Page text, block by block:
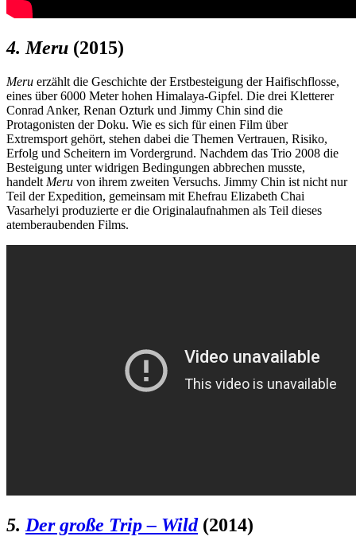
4.Meru (2015)
Meru erzählt die Geschichte der Erstbesteigung der Haifischflosse,
eines über 6000 Meter hohen Himalaya-Gipfel. Die drei Kletterer
Conrad Anker, Renan Ozturk und Jimmy Chin sind die
Protagonisten der Doku. Wie es sich für einen Film über
Extremsport gehört, stehen dabei die Themen Vertrauen, Risiko,
Erfolg und Scheitern im Vordergrund. Nachdem das Trio 2008 die
Besteigung unter widrigen Bedingungen abbrechen musste,
handelt Meru von ihrem zweiten Versuchs. Jimmy Chin ist nicht nur
Teil der Expedition, gemeinsam mit Ehefrau Elizabeth Chai
Vasarhelyi produzierte er die Originalaufnahmen als Teil dieses
atemberaubenden Films.
5. Der große Trip – Wild(2014)